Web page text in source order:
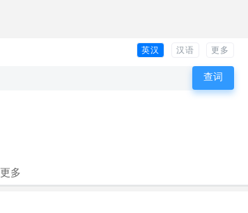
英汉 汉语 更多
更多